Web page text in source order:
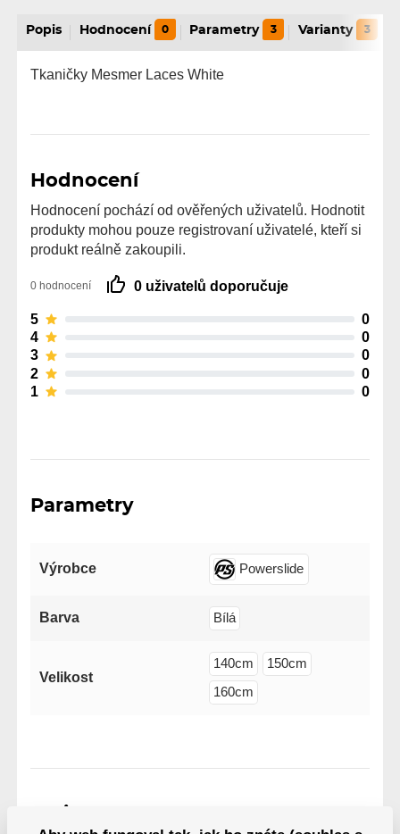
Popis Hodnocení 0 Parametry 3 Varianty 3
Tkaničky Mesmer Laces White
Hodnocení
Hodnocení pochází od ověřených uživatelů. Hodnotit
produkty mohou pouze registrovaní uživatelé, kteří si
produkt reálně zakoupili.
0 hodnocení 0 uživatelů doporučuje
5
0
4
0
3
0
2
0
1
0
Parametry
Výrobce Powerslide
Barva Bílá
Velikost
140cm
150cm
160cm